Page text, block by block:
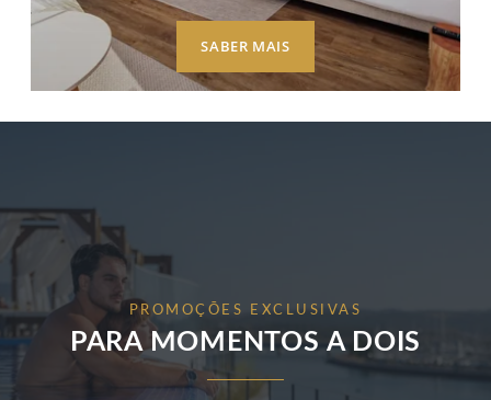
SABER MAIS
PROMOÇÕES EXCLUSIVAS
PARA MOMENTOS A DOIS